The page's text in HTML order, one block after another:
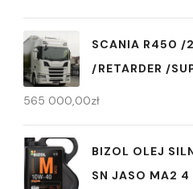
SCANIA R450 /
/RETARDER /
565 000,00zł
BIZOL OLEJ
SN JASO MA2 4